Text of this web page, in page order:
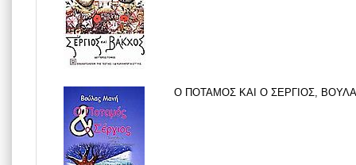
Ο ΠΟΤΑΜΟΣ ΚΑΙ Ο ΣΕΡΓΙΟΣ, ΒΟΥΛΑ